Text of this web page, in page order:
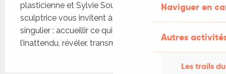
Naviguer en
Autres
Les trails
plasticienne et Sylvie Souchère, peintre et
sculptrice vous invitent à partager leur univers
singulier : accueillir ce qui cherche à naître, capter
l’inattendu, révéler, transmettre des émotions